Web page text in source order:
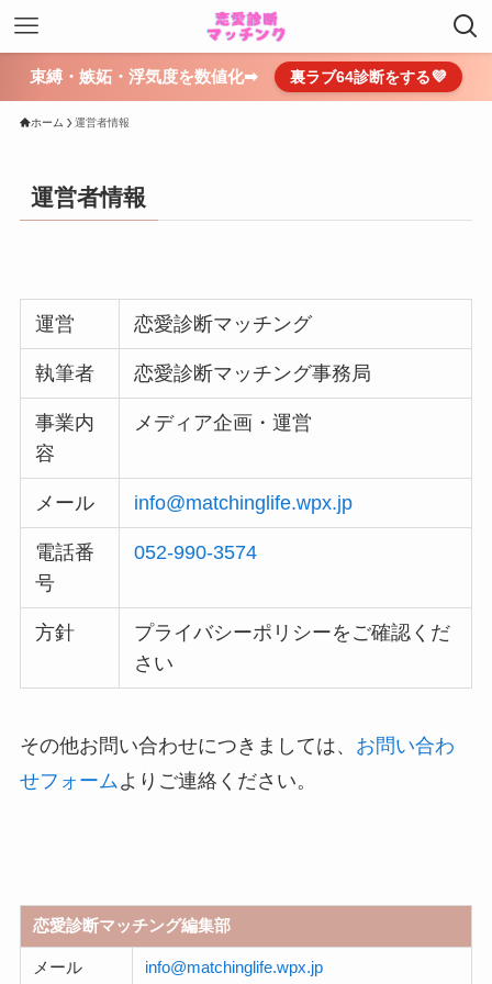
束縛・嫉妬・浮気度を数値化➡ 裏ラブ64診断をする💜
ホーム 運営者情報
運営者情報
運営 恋愛診断マッチング
執筆者 恋愛診断マッチング事務局
事業内
容
メディア企画・運営
メール info@matchinglife.wpx.jp
電話番
号
052-990-3574
方針
プライバシーポリシーをご確認くだ
さい
その他お問い合わせにつきましては、 お問い合わ
せフォームよりご連絡ください。
恋愛診断マッチング編集部
メール info@matchinglife.wpx.jp